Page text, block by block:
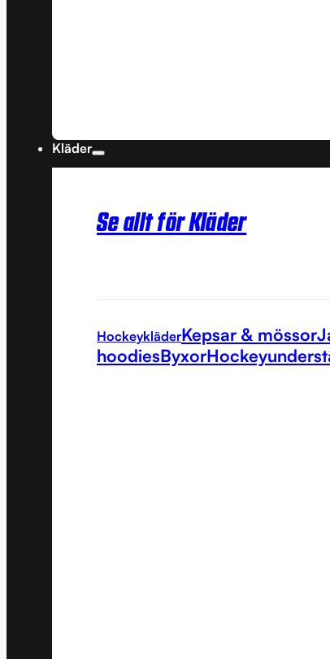
Kläder
Se allt för Kläder
HockeykläderKepsar & mössor
hoodiesByxor